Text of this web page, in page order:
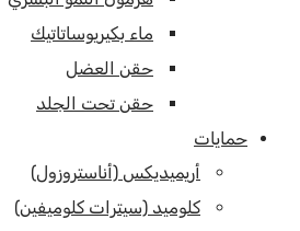
ماء بكيريوساتاتيك
حقن العضل
حقن تحت الجلد
حمايات
أريميديكس (أناستروزول)
كلوميد (سيترات كلوميفين)